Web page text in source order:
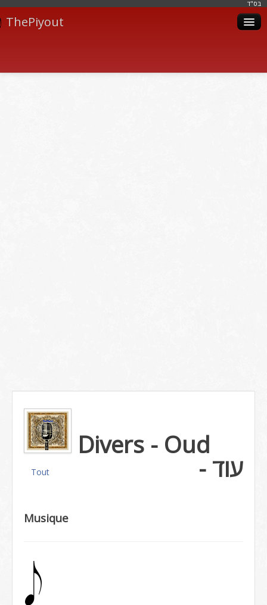
בּס"ד
ThePiyout
Divers - Oud
- עוד Tout
Musique